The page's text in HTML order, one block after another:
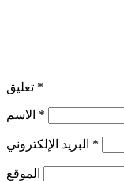
*
*
*
الموقع